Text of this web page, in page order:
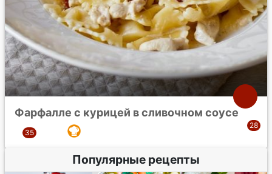
Фарфалле с курицей в сливочном соусе
Популярные рецепты